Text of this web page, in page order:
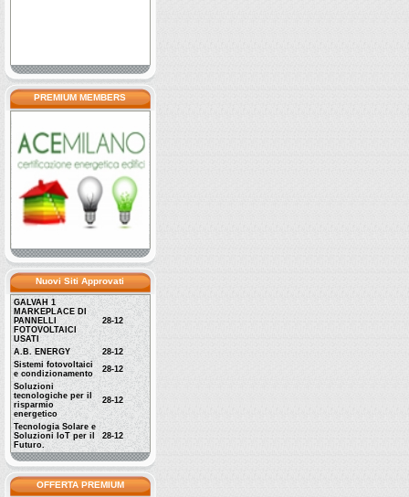
PREMIUM MEMBERS
Nuovi Siti Approvati
GALVAH 1
MARKEPLACE DI
PANNELLI
FOTOVOLTAICI
USATI
28-12
A.B. ENERGY
28-12
Sistemi fotovoltaici
e condizionamento
28-12
Soluzioni
tecnologiche per il
risparmio
energetico
28-12
Tecnologia Solare e
Soluzioni IoT per il
Futuro.
28-12
OFFERTA PREMIUM